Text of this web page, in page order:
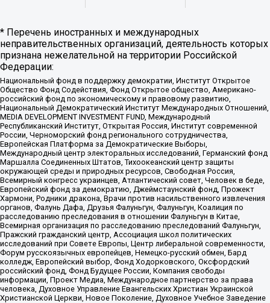
* Перечень иностранных и международных
неправительственных организаций, деятельность которых
признана нежелательной на территории Российской
Федерации:
Национальный фонд в поддержку демократии, Институт Открытое
Общество Фонд Содействия, Фонд Открытое общество, Американо-
российский фонд по экономическому и правовому развитию,
Национальный Демократический Институт Международных Отношений,
MEDIA DEVELOPMENT INVESTMENT FUND, Международный
Республиканский Институт, Открытая Россия, Институт современной
России, Черноморский фонд регионального сотрудничества,
Европейская Платформа за Демократические Выборы,
Международный центр электоральных исследований, Германский фонд
Маршалла Соединенных Штатов, Тихоокеанский центр защиты
окружающей среды и природных ресурсов, Свободная Россия,
Всемирный конгресс украинцев, Атлантический совет, Человек в беде,
Европейский фонд за демократию, Джеймстаунский фонд, Прожект
Хармони, Родники дракона, Врачи против насильственного извлечения
органов, Фалунь Дафа, Друзья Фалуньгун, Фалуньгун, Коалиция по
расследованию преследования в отношении Фалуньгун в Китае,
Всемирная организация по расследованию преследований Фалуньгун,
Пражский гражданский центр, Ассоциация школ политических
исследований при Совете Европы, Центр либеральной современности,
Форум русскоязычных европейцев, Немецко-русский обмен, Бард
колледж, Европейский выбор, Фонд Ходорковского, Оксфордский
российский фонд, Фонд Будущее России, Компания свободы
информации, Проект Медиа, Международное партнерство за права
человека, Духовное Управление Евангельских Христиан Украинской
Христианской Церкви, Новое Поколение, Духовное Учебное Заведение